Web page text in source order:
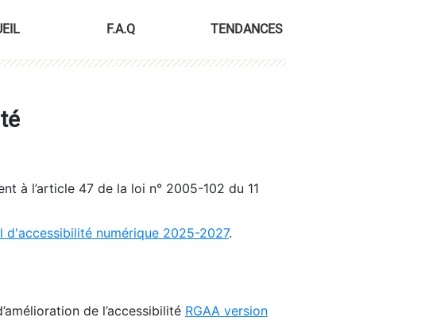
F.A.Q TENDANCES
à l’article 47 de la loi n° 2005-102 du 11
d'accessibilité numérique 2025-2027.
de l’accessibilité RGAA version